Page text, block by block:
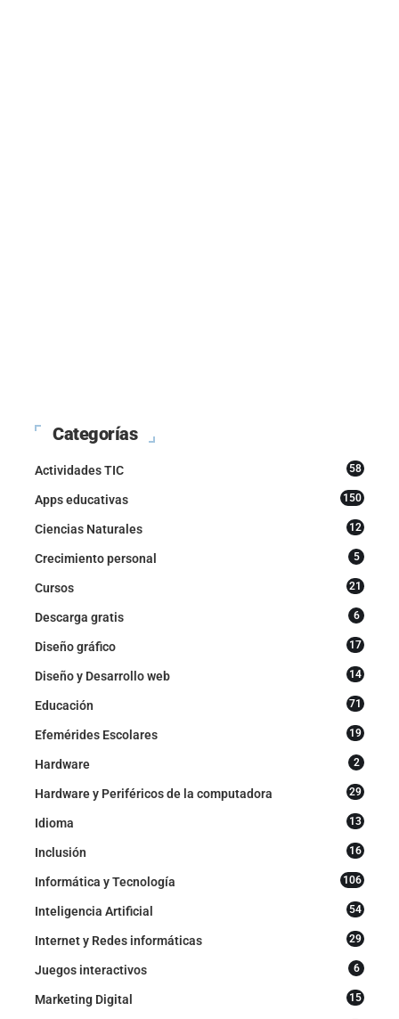
Categorías
Actividades TIC 58
Apps educativas 150
Ciencias Naturales 12
Crecimiento personal 5
Cursos 21
Descarga gratis 6
Diseño gráfico 17
Diseño y Desarrollo web 14
Educación 71
Efemérides Escolares 19
Hardware 2
Hardware y Periféricos de la computadora 29
Idioma 13
Inclusión 16
Informática y Tecnología 106
Inteligencia Artificial 54
Internet y Redes informáticas 29
Juegos interactivos 6
Marketing Digital 15